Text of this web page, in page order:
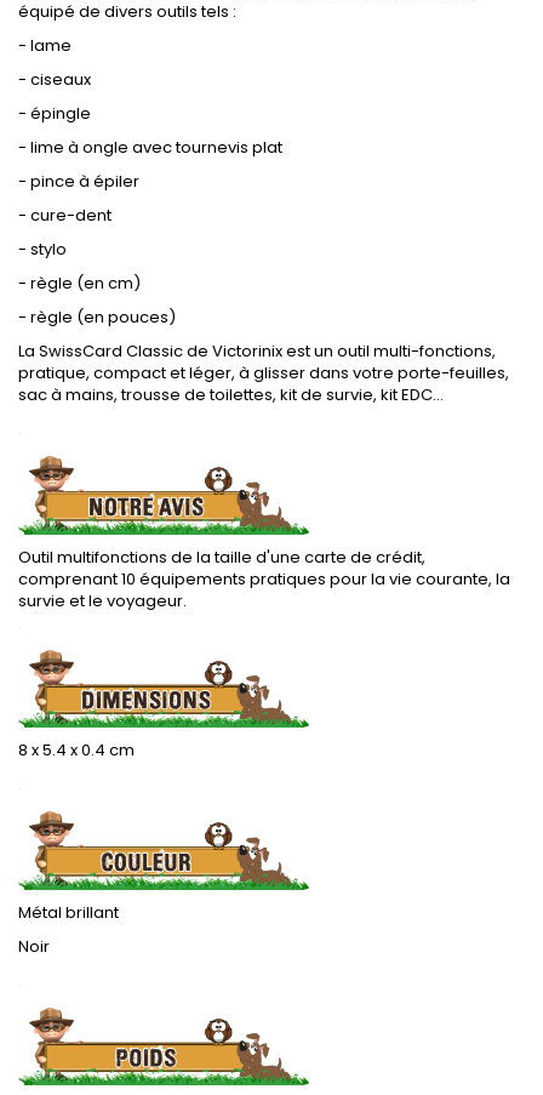
équipé de divers outils tels :
- lame
- ciseaux
- épingle
- lime à ongle avec tournevis plat
- pince à épiler
- cure-dent
- stylo
- règle (en cm)
- règle (en pouces)
La SwissCard Classic de Victorinix est un outil multi-fonctions,
pratique, compact et léger, à glisser dans votre porte-feuilles,
sac à mains, trousse de toilettes, kit de survie, kit EDC...
.
Outil multifonctions de la taille d'une carte de crédit,
comprenant 10 équipements pratiques pour la vie courante, la
survie et le voyageur.
.
8 x 5.4 x 0.4 cm
.
Métal brillant
Noir
.